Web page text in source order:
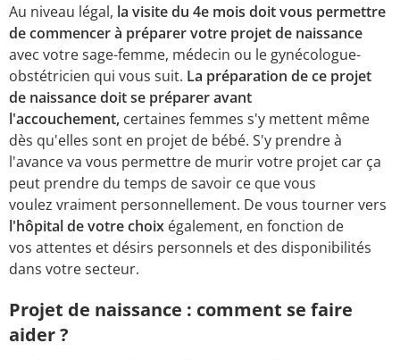
Au niveau légal, la visite du 4e mois doit vous permettre
de commencer à préparer votre projet de naissance
avec votre sage-femme, médecin ou le gynécologue-
obstétricien qui vous suit. La préparation de ce projet
de naissance doit se préparer avant
l'accouchement, certaines femmes s'y mettent même
dès qu'elles sont en projet de bébé. S'y prendre à
l'avance va vous permettre de murir votre projet car ça
peut prendre du temps de savoir ce que vous
voulez vraiment personnellement. De vous tourner vers
l'hôpital de votre choix également, en fonction de
vos attentes et désirs personnels et des disponibilités
dans votre secteur.
Projet de naissance : comment se faire
aider ?